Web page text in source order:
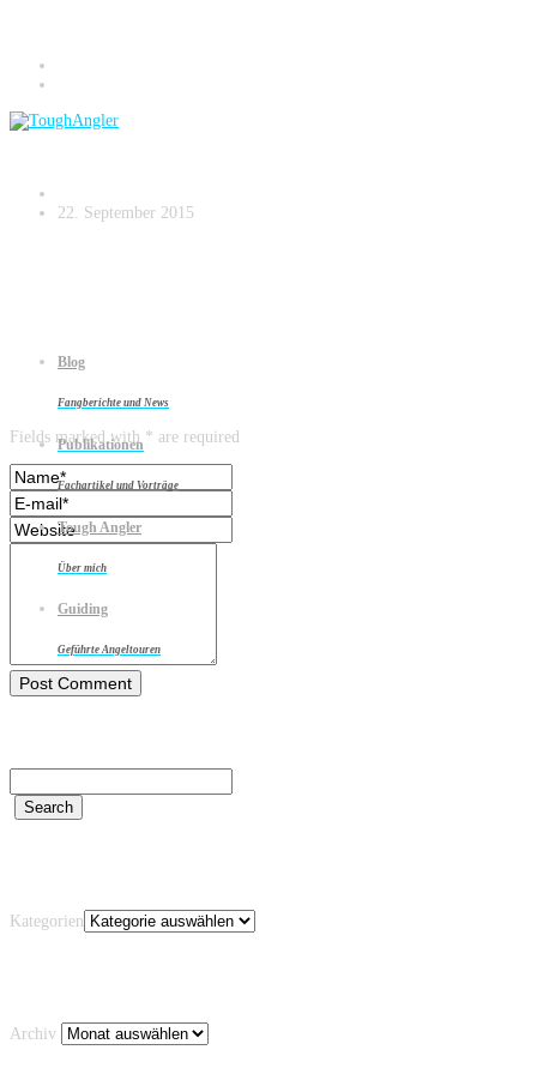
Blog
Fangberichte und News
Publikationen
Fachartikel und Vorträge
Tough Angler
Über mich
Guiding
Geführte Angeltouren
HIG_3309
22. September 2015
Leave a reply
Fields marked with * are required
Kategorien
Archiv